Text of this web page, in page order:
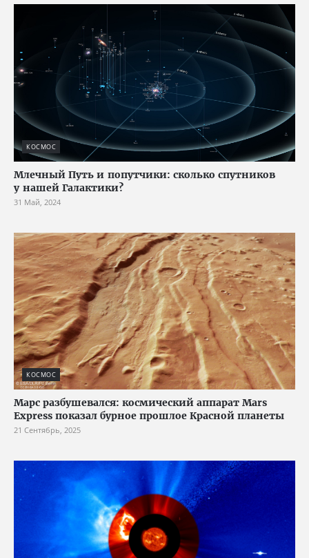
КОСМОС
Млечный Путь и попутчики: сколько спутников
у нашей Галактики?
31 Май, 2024
КОСМОС
Марс разбушевался: космический аппарат Mars
Express показал бурное прошлое Красной планеты
21 Сентябрь, 2025